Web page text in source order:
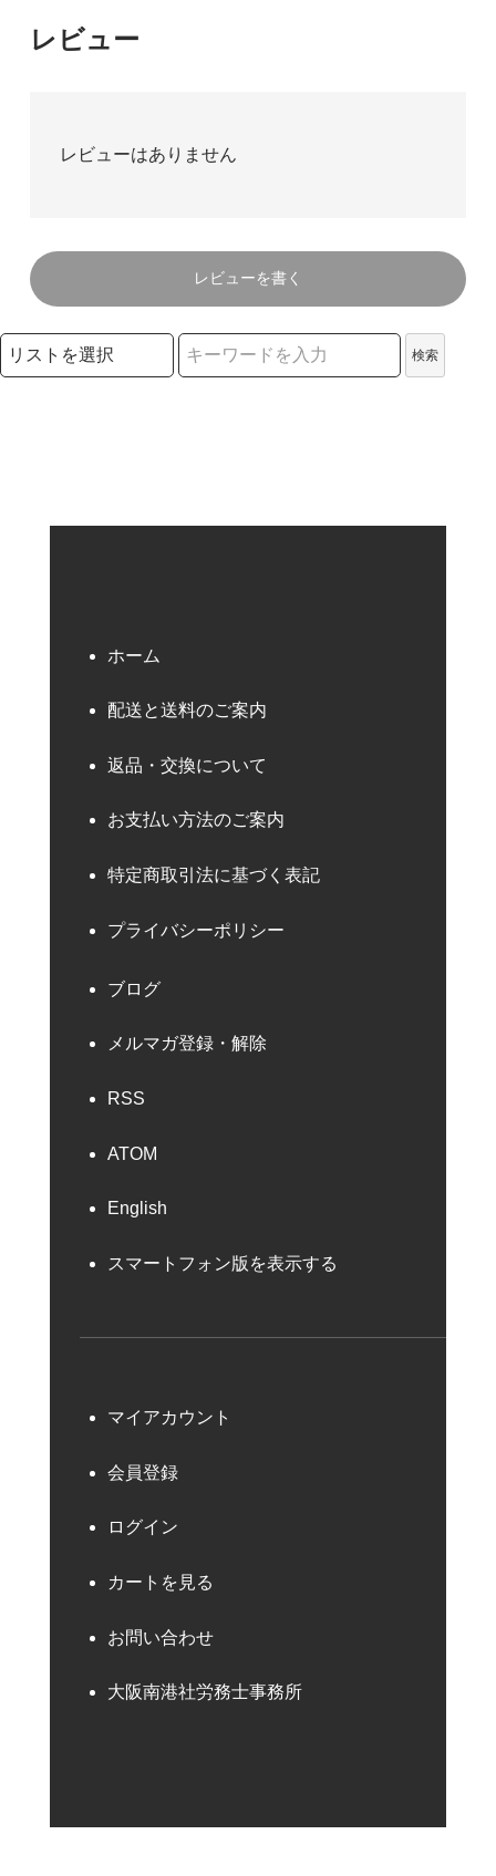
レビュー
レビューはありません
レビューを書く
検索リストの選択
検索
ホーム
配送と送料のご案内
返品・交換について
お支払い方法のご案内
特定商取引法に基づく表記
プライバシーポリシー
ブログ
メルマガ登録・解除
RSS
ATOM
English
スマートフォン版を表示する
マイアカウント
会員登録
ログイン
カートを見る
お問い合わせ
大阪南港社労務士事務所